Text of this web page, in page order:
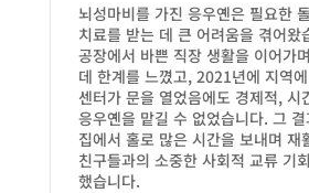
뇌성마비를 가진 응우옌은 필요한
치료를 받는 데 큰 어려움을 겪어왔
공장에서 바쁜 직장 생활을 이어가
데 한계를 느꼈고, 2021년에 지역
센터가 문을 열었음에도 경제적, 시
응우옌을 맡길 수 없었습니다. 그
집에서 홀로 많은 시간을 보내며 재
친구들과의 소중한 사회적 교류 기
했습니다.